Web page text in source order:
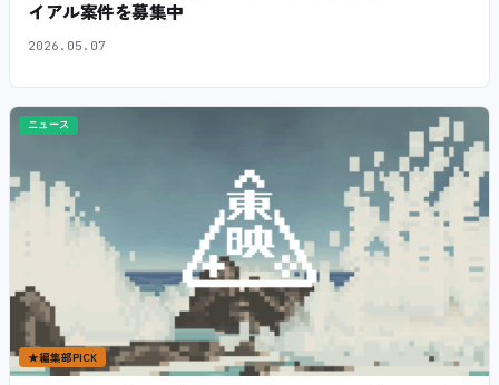
イアル案件を募集中
2026.05.07
ニュース
★編集部PICK